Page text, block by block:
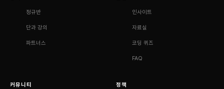
정규반
단과 강의
파트너스
인사이트
자료실
코딩 퀴즈
FAQ
커뮤니티 정책